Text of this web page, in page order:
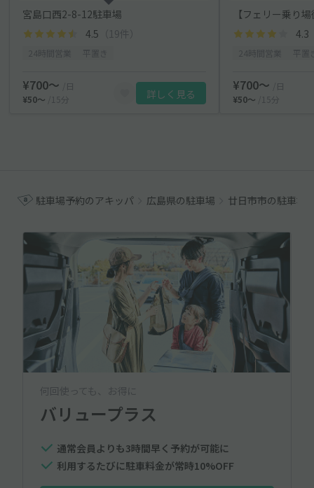
宮島口西2-8-12駐車場
4.5 （19件）
¥700〜
/日
¥50〜
/15分 詳しく見る
4.3
¥700〜
/日
¥50〜
/15分
駐車場予約のアキッパ 広島県の駐車場 廿日市市の駐車場
何回使っても、お得に
バリュープラス
通常会員よりも3時間早く予約が可能に
利用するたびに駐車料金が常時10%OFF